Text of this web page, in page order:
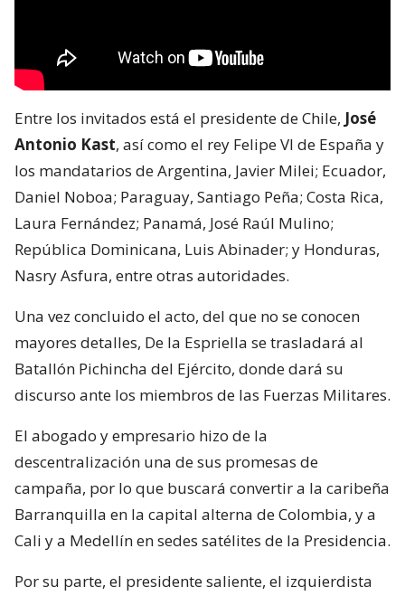
Entre los invitados está el presidente de Chile, José
Antonio Kast, así como el rey Felipe VI de España y
los mandatarios de Argentina, Javier Milei; Ecuador,
Daniel Noboa; Paraguay, Santiago Peña; Costa Rica,
Laura Fernández; Panamá, José Raúl Mulino;
República Dominicana, Luis Abinader; y Honduras,
Nasry Asfura, entre otras autoridades.
Una vez concluido el acto, del que no se conocen
mayores detalles, De la Espriella se trasladará al
Batallón Pichincha del Ejército, donde dará su
discurso ante los miembros de las Fuerzas Militares.
El abogado y empresario hizo de la
descentralización una de sus promesas de
campaña, por lo que buscará convertir a la caribeña
Barranquilla en la capital alterna de Colombia, y a
Cali y a Medellín en sedes satélites de la Presidencia.
Por su parte, el presidente saliente, el izquierdista